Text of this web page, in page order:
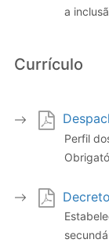
a
Currículo
Perfil